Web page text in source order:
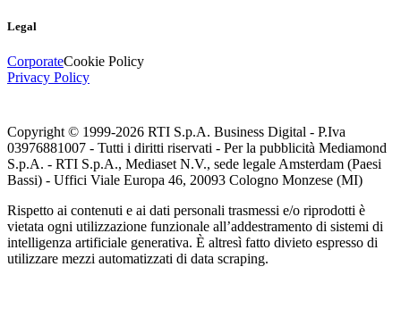
Legal
CorporateCookie Policy
Privacy Policy
Copyright © 1999-2026 RTI S.p.A. Business Digital - P.Iva
03976881007 - Tutti i diritti riservati - Per la pubblicità Mediamond
S.p.A. - RTI S.p.A., Mediaset N.V., sede legale Amsterdam (Paesi
Bassi) - Uffici Viale Europa 46, 20093 Cologno Monzese (MI)
Rispetto ai contenuti e ai dati personali trasmessi e/o riprodotti è
vietata ogni utilizzazione funzionale all’addestramento di sistemi di
intelligenza artificiale generativa. È altresì fatto divieto espresso di
utilizzare mezzi automatizzati di data scraping.